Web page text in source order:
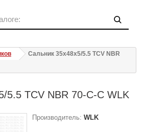
Сальник 35x48x5/5.5 TCV NBR
5.5 TCV NBR 70-C-C WLK
Производитель: WLK